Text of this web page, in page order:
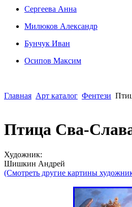
Сергеева Анна
Милюков Александр
Бунчук Иван
Осипoв Максим
Главная Арт каталог Фентези
Птица Сва-
Художник:
Шишкин Андрей
(Смотреть другие картины